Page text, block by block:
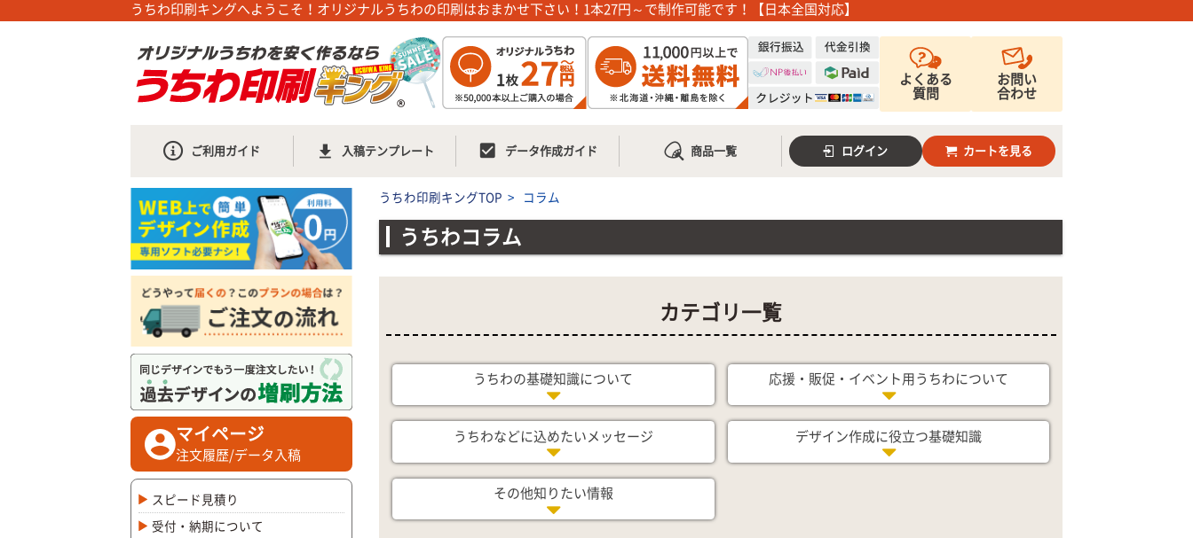
うちわ印刷キングへようこそ！オリジナルうちわの印刷はおまかせ下さい！1本27円～で制作可能です！【日本全国対応】
よくある
質問
お問い
合わせ
ご利用ガイド 入稿テンプレート check_box データ作成ガイド 商品一覧 ログイン カートを見る
マイページ
注文履歴/データ入稿
スピード見積り
受付・納期について
うちわ印刷キングTOP > コラム
うちわコラム
カテゴリ一覧
うちわの基礎知識について 応援・販促・イベント用うちわについて
うちわなどに込めたいメッセージ デザイン作成に役立つ基礎知識
その他知りたい情報